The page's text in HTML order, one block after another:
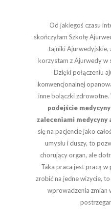
Od jakiegoś czasu
skończyłam Szkołę
tajniki Ajurwedyjskie,
korzystam z Ajurwedy w
Dzięki połączeniu
konwencjonalnej
inne bolączki
podejście
zaleceniami
się na pacjencie jako
umysłu i duszy, to
chorujący organ, ale
Taka praca jest pracą w
zrobić na jedne wizycie,
wprowadzenia zmian